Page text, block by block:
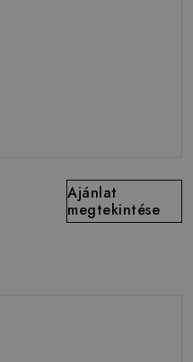
Ajánlat
megtekintése